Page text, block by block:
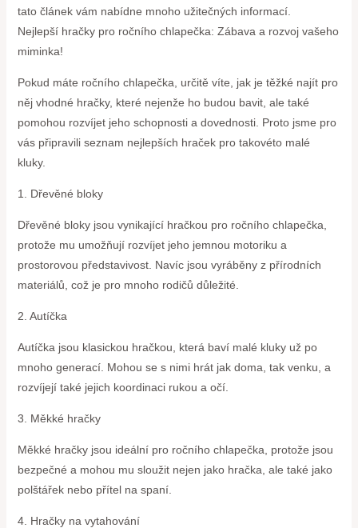
tato článek vám nabídne mnoho užitečných informací.
Nejlepší hračky pro ročního chlapečka: Zábava a rozvoj vašeho
miminka!
Pokud máte ročního chlapečka, určitě víte, jak je těžké najít pro
něj vhodné hračky, které nejenže ho budou bavit, ale také
pomohou rozvíjet jeho schopnosti a dovednosti. Proto jsme pro
vás připravili seznam nejlepších hraček pro takovéto malé
kluky.
1. Dřevěné bloky
Dřevěné bloky jsou vynikající hračkou pro ročního chlapečka,
protože mu umožňují rozvíjet jeho jemnou motoriku a
prostorovou představivost. Navíc jsou vyráběny z přírodních
materiálů, což je pro mnoho rodičů důležité.
2. Autíčka
Autíčka jsou klasickou hračkou, která baví malé kluky už po
mnoho generací. Mohou se s nimi hrát jak doma, tak venku, a
rozvíjejí také jejich koordinaci rukou a očí.
3. Měkké hračky
Měkké hračky jsou ideální pro ročního chlapečka, protože jsou
bezpečné a mohou mu sloužit nejen jako hračka, ale také jako
polštářek nebo přítel na spaní.
4. Hračky na vytahování